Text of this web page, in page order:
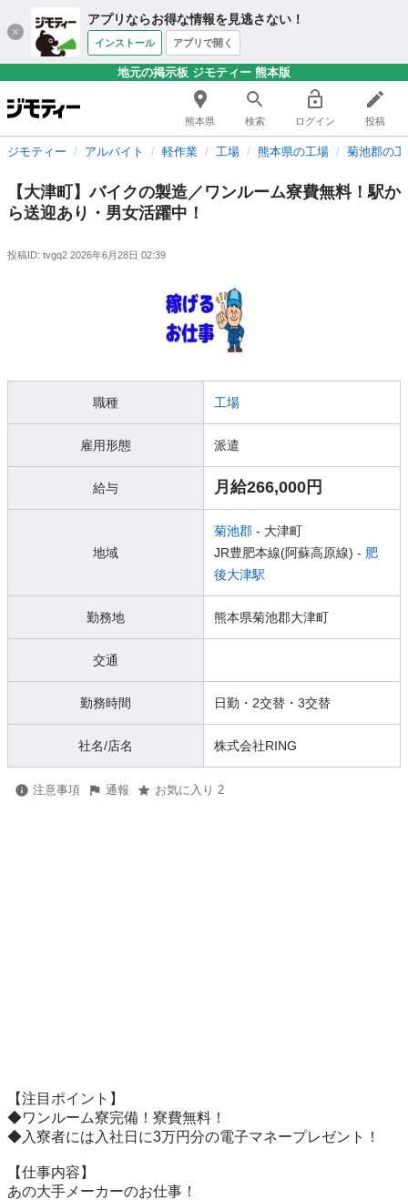
アプリならお得な情報を見逃さない！
インストール アプリで開く
地元の掲示板 ジモティー 熊本版
熊本県 検索 ログイン 投稿
ジモティー アルバイト 軽作業 工場 熊本県の工場 菊池郡の
【大津町】バイクの製造／ワンルーム寮費無料！駅か
ら送迎あり・男女活躍中！
投稿ID: tvgq2 2026年6月28日 02:39
職種 工場
雇用形態 派遣
給与 月給266,000円
地域
菊池郡 - 大津町
JR豊肥本線(阿蘇高原線) - 肥
後大津駅
勤務地 熊本県菊池郡大津町
交通
勤務時間 日勤・2交替・3交替
社名/店名 株式会社RING
注意事項 通報 お気に入り 2
【注目ポイント】
◆ワンルーム寮完備！寮費無料！
◆入寮者には入社日に3万円分の電子マネープレゼント！
【仕事内容】
あの大手メーカーのお仕事！